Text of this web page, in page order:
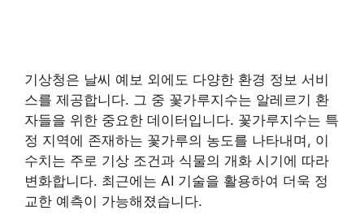
기상청은 날씨 예보 외에도 다양한 환경 정보 서비
스를 제공합니다. 그 중 꽃가루지수는 알레르기 환
자들을 위한 중요한 데이터입니다. 꽃가루지수는 특
정 지역에 존재하는 꽃가루의 농도를 나타내며, 이
수치는 주로 기상 조건과 식물의 개화 시기에 따라
변화합니다. 최근에는 AI 기술을 활용하여 더욱 정
교한 예측이 가능해졌습니다.